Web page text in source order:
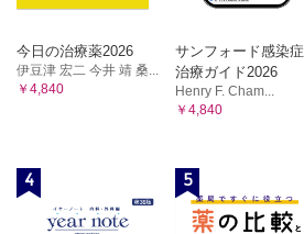
今日の治療薬2026
伊豆津 宏二 今井 靖 桑...
￥4,840
サンフォード感染症
治療ガイド2026
Henry F. Cham...
￥4,840
4 5